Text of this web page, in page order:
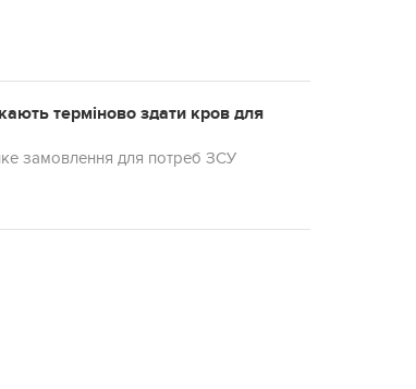
терміново здати кров для
замовлення для потреб ЗСУ